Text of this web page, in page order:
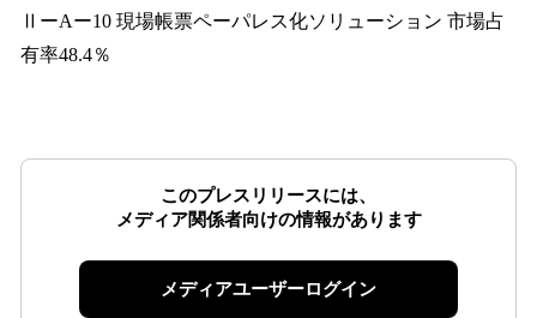
ⅡーAー10 現場帳票ペーパレス化ソリューション 市場占
有率48.4％
このプレスリリースには、
メディア関係者向けの情報があります
メディアユーザーログイン